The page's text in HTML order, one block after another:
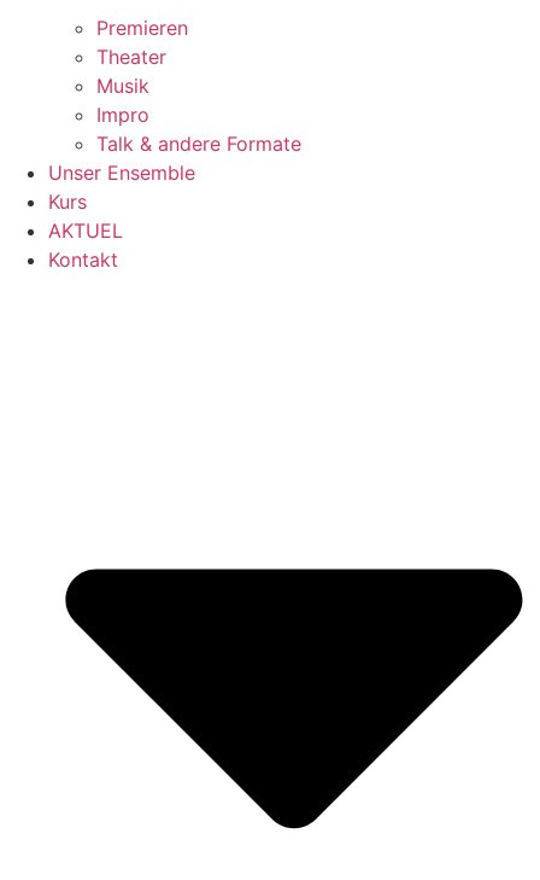
Premieren
Theater
Musik
Impro
Talk & andere Formate
Unser Ensemble
Kurs
AKTUEL
Kontakt